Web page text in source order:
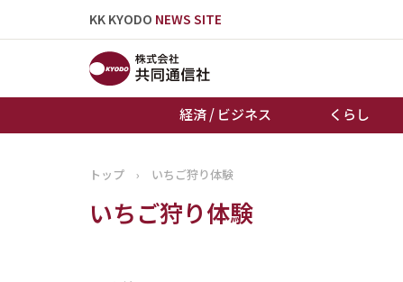
KK KYODO NEWS SITE
経済 / ビジネス くらし
トップページ
お知らせ
トップ › いちご狩り体験
いちご狩り体験